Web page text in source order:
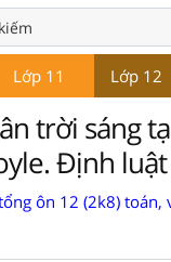
Lớp 11 Lớp 12
trời sáng
Định luật
ôn 12 (2k8) toán,